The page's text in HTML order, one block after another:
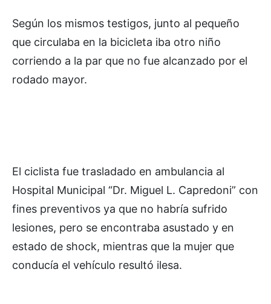
Según los mismos testigos, junto al pequeño
que circulaba en la bicicleta iba otro niño
corriendo a la par que no fue alcanzado por el
rodado mayor.
El ciclista fue trasladado en ambulancia al
Hospital Municipal “Dr. Miguel L. Capredoni” con
fines preventivos ya que no habría sufrido
lesiones, pero se encontraba asustado y en
estado de shock, mientras que la mujer que
conducía el vehículo resultó ilesa.